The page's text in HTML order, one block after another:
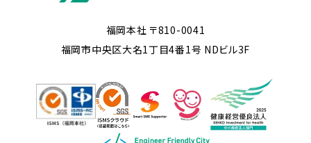
福岡本社 〒810-0041
福岡市中央区大名1丁目4番1号 NDビル3F